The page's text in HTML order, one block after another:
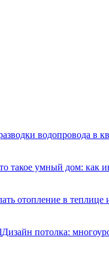
водопровода в
такое умный дом: как
отопление в теплице
Дизайн потолка: